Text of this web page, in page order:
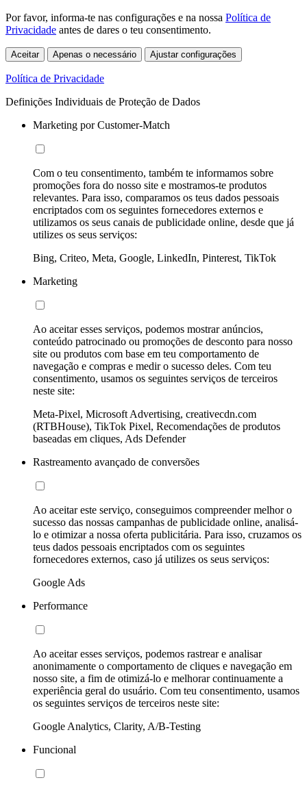
Por favor, informa-te nas configurações e na nossa Política de
Privacidade antes de dares o teu consentimento.
Aceitar Apenas o necessário Ajustar configurações
Política de Privacidade
Definições Individuais de Proteção de Dados
Marketing por Customer-Match
Com o teu consentimento, também te informamos sobre
promoções fora do nosso site e mostramos-te produtos
relevantes. Para isso, comparamos os teus dados pessoais
encriptados com os seguintes fornecedores externos e
utilizamos os seus canais de publicidade online, desde que já
utilizes os seus serviços:
Bing, Criteo, Meta, Google, LinkedIn, Pinterest, TikTok
Marketing
Ao aceitar esses serviços, podemos mostrar anúncios,
conteúdo patrocinado ou promoções de desconto para nosso
site ou produtos com base em teu comportamento de
navegação e compras e medir o sucesso deles. Com teu
consentimento, usamos os seguintes serviços de terceiros
neste site:
Meta-Pixel, Microsoft Advertising, creativecdn.com
(RTBHouse), TikTok Pixel, Recomendações de produtos
baseadas em cliques, Ads Defender
Rastreamento avançado de conversões
Ao aceitar este serviço, conseguimos compreender melhor o
sucesso das nossas campanhas de publicidade online, analisá-
lo e otimizar a nossa oferta publicitária. Para isso, cruzamos os
teus dados pessoais encriptados com os seguintes
fornecedores externos, caso já utilizes os seus serviços:
Google Ads
Performance
Ao aceitar esses serviços, podemos rastrear e analisar
anonimamente o comportamento de cliques e navegação em
nosso site, a fim de otimizá-lo e melhorar continuamente a
experiência geral do usuário. Com teu consentimento, usamos
os seguintes serviços de terceiros neste site:
Google Analytics, Clarity, A/B-Testing
Funcional